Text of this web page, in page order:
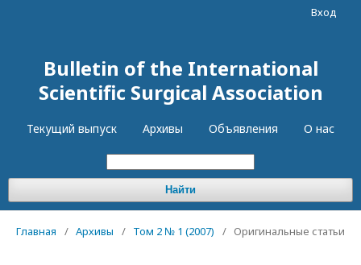
Bulletin of the International
Scientific Surgical Association
Текущий выпуск Архивы Объявления О нас
Найти
Вход
Главная / Архивы / Том 2 № 1 (2007) / Оригинальные статьи